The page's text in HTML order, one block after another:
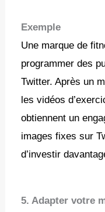
Exemple
Une marque de
programmer des
Twitter. Après un
les vidéos
obtiennent un
images fixes sur
d’investir
5. Adapter votre